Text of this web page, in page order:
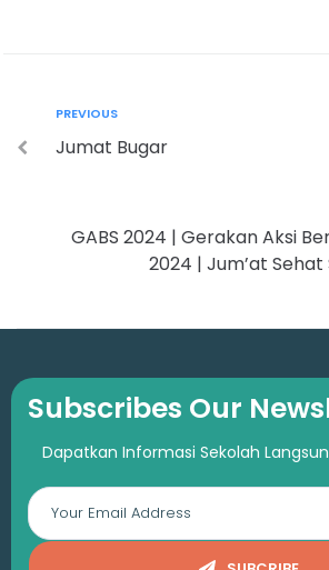
PREVIOUS
Jumat Bugar
GABS 2024 | Gerakan Aksi
2024 | Jum’at Sehat
Subscribes Our
Dapatkan Informasi Sekolah